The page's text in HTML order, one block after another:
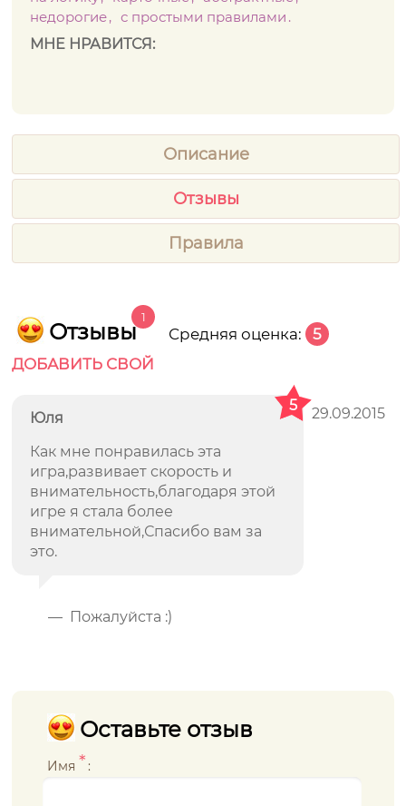
недорогие
с простыми правилами
МНЕ НРАВИТСЯ:
Описание
Отзывы
Правила
Отзывы
1
Средняя оценка: 5
ДОБАВИТЬ СВОЙ
Юля 29.09.2015
5
Как мне понравилась эта
игра,развивает скорость и
внимательность,благодаря этой
игре я стала более
внимательной,Спасибо вам за
это.
— Пожалуйста :)
Оставьте отзыв
Имя * :